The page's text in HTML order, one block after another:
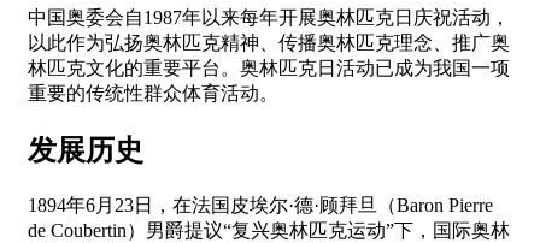
中国奥委会自1987年以来每年开展奥林匹克日庆祝活动，
以此作为弘扬奥林匹克精神、传播奥林匹克理念、推广奥
林匹克文化的重要平台。奥林匹克日活动已成为我国一项
重要的传统性群众体育活动。
发展历史
1894年6月23日，在法国皮埃尔·德·顾拜旦（Baron Pierre
de Coubertin）男爵提议“复兴奥林匹克运动”下，国际奥林